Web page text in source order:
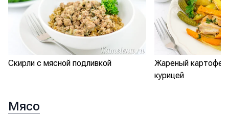
Скирли с мясной подливкой
Жареный
курицей
Мясо